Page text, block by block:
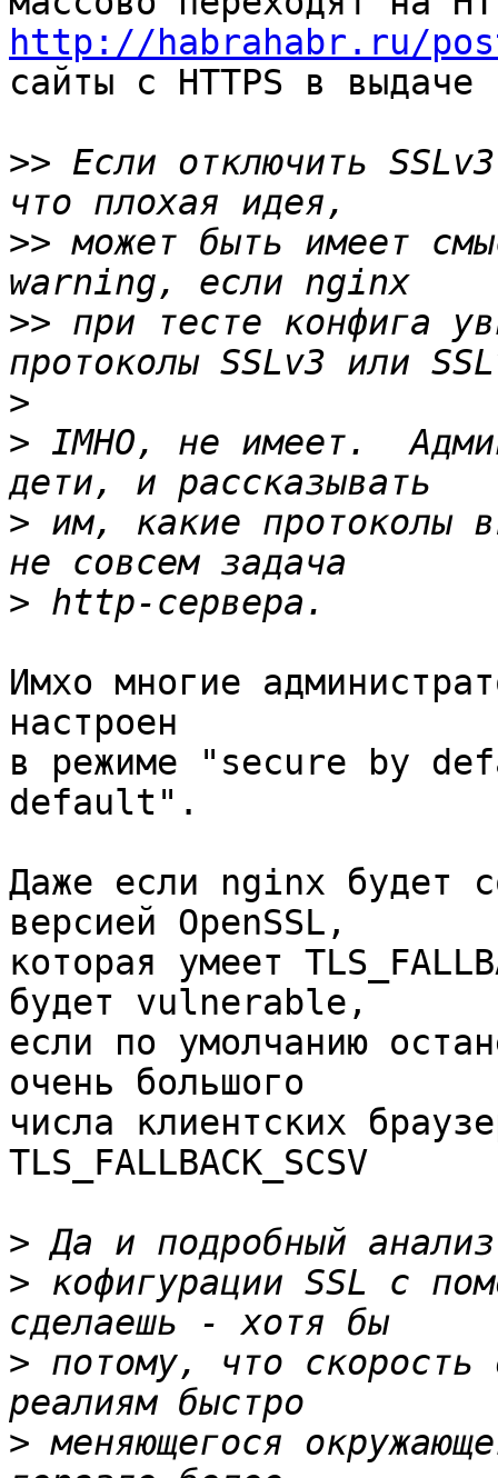
http://habrahabr.ru/
сайты с HTTPS в выдаче
>> Если отключить
>> может быть имеет
>> при тесте конфига
>
> IMHO, не имеет.
> им, какие протоколы
>
Имхо многие
настроен
в режиме "secure by
default".
Даже если nginx будет
версией OpenSSL,
которая умеет
будет vulnerable,
если по умолчанию
очень большого
числа клиентских
TLS_FALLBACK_SCSV
>
> кофигурации SSL с
> потому, что скорость
> меняющегося